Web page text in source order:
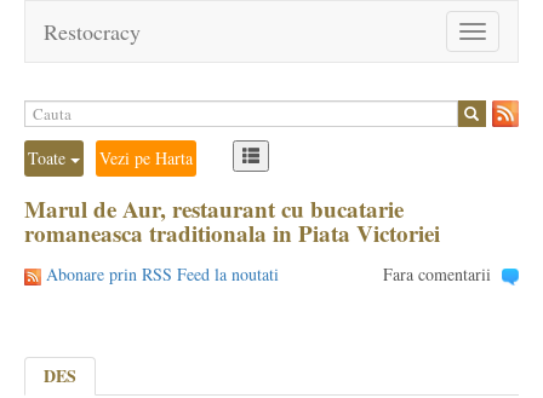
Toggle
navigation
Restocracy
Toate Vezi pe Harta
Marul de Aur, restaurant cu bucatarie
romaneasca traditionala in Piata Victoriei
Abonare prin RSS Feed la noutati Fara comentarii
DES